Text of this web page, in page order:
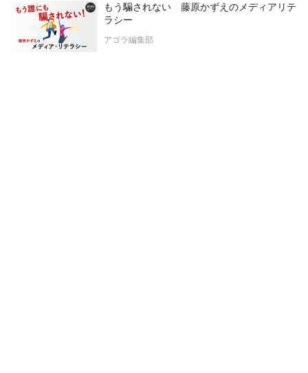
もう騙されない 藤原かずえのメディアリテ
ラシー
アゴラ編集部